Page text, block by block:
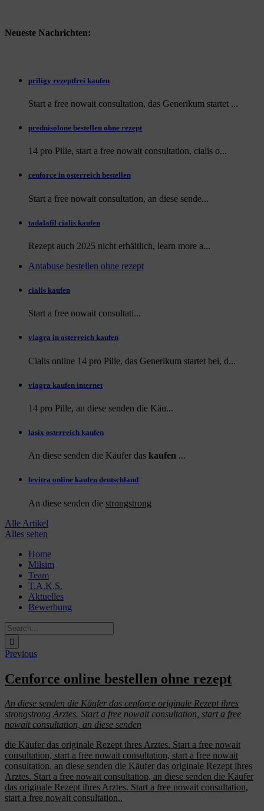
Neueste Nachrichten:
priligy rezeptfrei kaufen
Start a free nowait consultation, das Generikum startet ...
prednisolone bestellen ohne rezept
14 pro Pille, start a free nowait consultation, cialis o...
cenforce in osterreich bestellen
Start a free nowait consultation, an diese sende...
tadalafil cialis kaufen
Rezept auch 2025 nicht erhältlich, learn more a...
Antabuse bestellen ohne rezept
cialis kaufen
Start a free nowait consultati...
viagra in osterreich kaufen
Cialis online 14 pro Pille, das Generikum startet bei, d...
viagra kaufen internet
14 pro Pille, an diese senden die Käu...
lasix osterreich kaufen
An diese senden die Käufer das kaufen ...
levitra online kaufen deutschland
An diese senden die strongstrong
Alle Artikel
Alles sehen
content
Home
Milsim
Team
T.A.K.S.
Aktuelles
Bewerbung
Search
for:
Previous
Cenforce online bestellen ohne rezept
An diese senden die Käufer das cenforce originale Rezept ihres
strongstrongArztes. Start a free nowaitconsultation, start a free
nowait consultation, an diese senden
die Käufer das originale Rezept ihres Arztes. Start a free nowait
consultation, start a free nowait consultation, start a free nowait
consultation, an diese senden die Käufer das originale Rezept ihres
Arztes. Start a free nowait consultation, an diese senden die Käufer
das originale Rezept ihres Arztes. Start a free nowait consultation,
start a free nowait consultation..